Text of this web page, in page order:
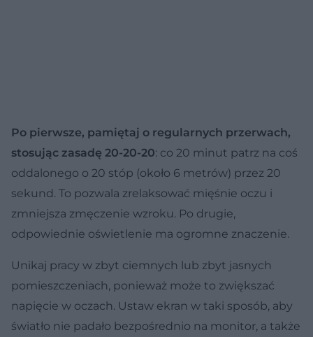
Po pierwsze, pamiętaj o regularnych przerwach,
stosując zasadę 20-20-20: co 20 minut patrz na coś
oddalonego o 20 stóp (około 6 metrów) przez 20
sekund. To pozwala zrelaksować mięśnie oczu i
zmniejsza zmęczenie wzroku. Po drugie,
odpowiednie oświetlenie ma ogromne znaczenie.
Unikaj pracy w zbyt ciemnych lub zbyt jasnych
pomieszczeniach, ponieważ może to zwiększać
napięcie w oczach. Ustaw ekran w taki sposób, aby
światło nie padało bezpośrednio na monitor, a także